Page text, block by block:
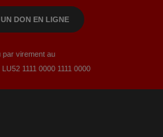
DON EN LIGNE
par virement au
1111​ 0000​ 1111​ 0000